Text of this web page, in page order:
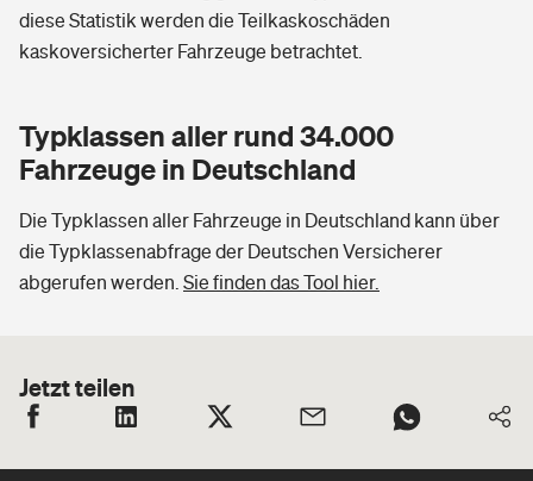
diese Statistik werden die Teilkaskoschäden
kaskoversicherter Fahrzeuge betrachtet.
Typklassen aller rund 34.000
Fahrzeuge in Deutschland
Die Typklassen aller Fahrzeuge in Deutschland kann über
die Typklassenabfrage der Deutschen Versicherer
abgerufen werden. Sie finden das Tool hier.
Jetzt teilen